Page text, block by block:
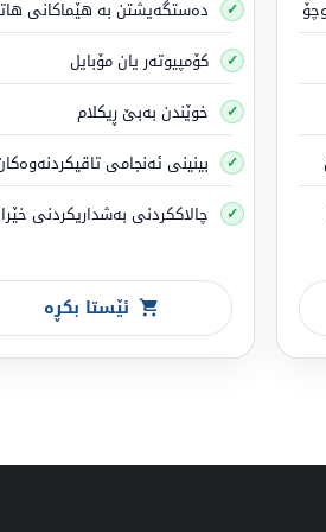
لێبخوڕیت کە کێشی لە 3500
کیلۆگرام
لە 3500
جیاوازییە
دەستگەیشتن بە هێماکانی
کۆمپیوتەر یان مۆبایل
خوێندن بەبێ ڕیکلام
بینینی ئەنجامی
چالاککردنی بەشداریکردنی خێرا
ئێستا بکڕە